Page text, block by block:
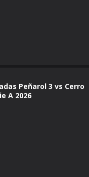
Peñarol 3 vs Cerro
A 2026